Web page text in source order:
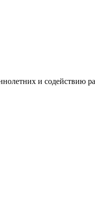
и содействию